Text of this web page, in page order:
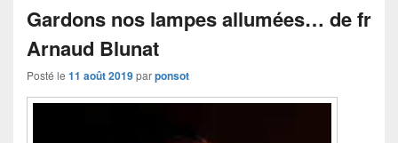
Gardons nos lampes allumées… de fr
Arnaud Blunat
Posté le 11 août 2019parponsot